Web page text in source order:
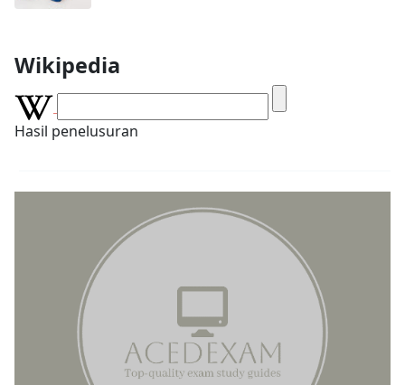
Wikipedia
Hasil penelusuran